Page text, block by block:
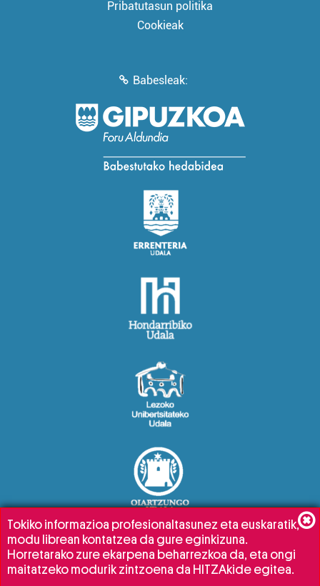
Pribatutasun politika
Cookieak
Babesleak:
Tokiko informazioa profesionaltasunez eta euskaratik,
modu librean kontatzea da gure eginkizuna.
Horretarako zure ekarpena beharrezkoa da, eta ongi
maitatzeko modurik zintzoena da HITZAkide egitea.